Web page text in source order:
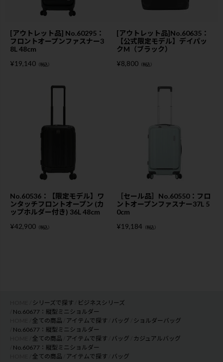
[アウトレット品] No.60295：
フロントオープンファスナー3
8L 48cm
¥19,140 （税込）
[アウトレット品]No.60635：
【公式限定モデル】デイパッ
クM（ブラック）
¥8,800 （税込）
No.60536：【限定モデル】ワ
ンタッチフロントオープン (カ
ップホルダー付き) 36L 48cm
¥42,900 （税込）
［セール品］No.60550：フロ
ントオープンファスナー37L 5
0cm
¥19,184 （税込）
シリーズで探す
ビジネスシリーズ
No.60677：縦型ミニショルダー
全ての商品 アイテムで探す バッグ
ショルダーバッグ
No.60677：縦型ミニショルダー
全ての商品 アイテムで探す バッグ
カジュアルバッグ
No.60677：縦型ミニショルダー
全ての商品 アイテムで探す バッグ